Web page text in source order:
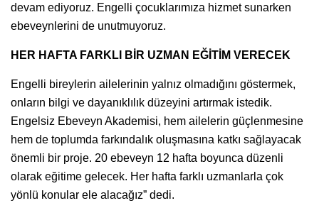
devam ediyoruz. Engelli çocuklarımıza hizmet sunarken
ebeveynlerini de unutmuyoruz.
HER HAFTA FARKLI BİR UZMAN EĞİTİM VERECEK
Engelli bireylerin ailelerinin yalnız olmadığını göstermek,
onların bilgi ve dayanıklılık düzeyini artırmak istedik.
Engelsiz Ebeveyn Akademisi, hem ailelerin güçlenmesine
hem de toplumda farkındalık oluşmasına katkı sağlayacak
önemli bir proje. 20 ebeveyn 12 hafta boyunca düzenli
olarak eğitime gelecek. Her hafta farklı uzmanlarla çok
yönlü konular ele alacağız” dedi.